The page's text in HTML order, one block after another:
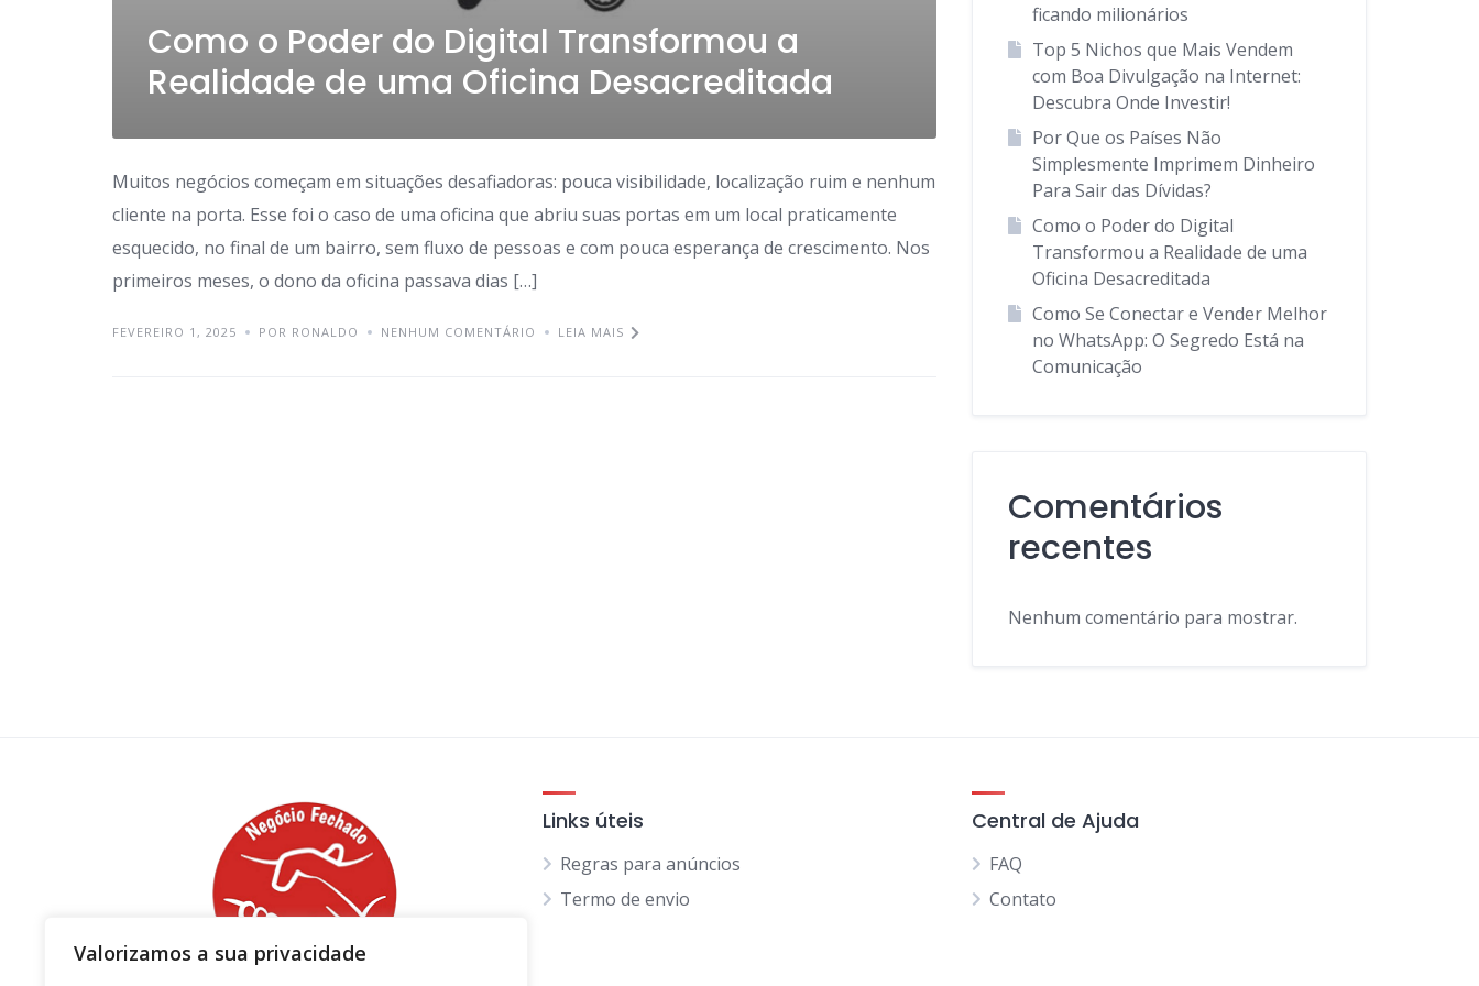
Valorizamos a sua privacidade
Como o Poder do Digital Transformou a
Realidade de uma Oficina Desacreditada
Muitos negócios começam em situações desafiadoras: pouca visibilidade, localização ruim e nenhum
cliente na porta. Esse foi o caso de uma oficina que abriu suas portas em um local praticamente
esquecido, no final de um bairro, sem fluxo de pessoas e com pouca esperança de crescimento. Nos
primeiros meses, o dono da oficina passava dias […]
FEVEREIRO 1, 2025 POR RONALDO NENHUM COMENTÁRIO LEIA MAIS
ficando milionários
Top 5 Nichos que Mais Vendem
com Boa Divulgação na Internet:
Descubra Onde Investir!
Por Que os Países Não
Simplesmente Imprimem Dinheiro
Para Sair das Dívidas?
Como o Poder do Digital
Transformou a Realidade de uma
Oficina Desacreditada
Como Se Conectar e Vender Melhor
no WhatsApp: O Segredo Está na
Comunicação
Comentários
recentes
Nenhum comentário para mostrar.
Links úteis
Regras para anúncios
Termo de envio
Central de Ajuda
FAQ
Contato